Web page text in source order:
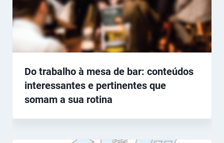
Do trabalho à mesa de bar: conteúdos
interessantes e pertinentes que
somam a sua rotina